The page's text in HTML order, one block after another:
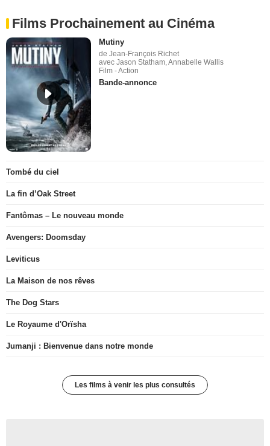
Films Prochainement au Cinéma
Mutiny
de Jean-François Richet
avec Jason Statham, Annabelle Wallis
Film - Action
Bande-annonce
Tombé du ciel
La fin d’Oak Street
Fantômas – Le nouveau monde
Avengers: Doomsday
Leviticus
La Maison de nos rêves
The Dog Stars
Le Royaume d'Orïsha
Jumanji : Bienvenue dans notre monde
Les films à venir les plus consultés